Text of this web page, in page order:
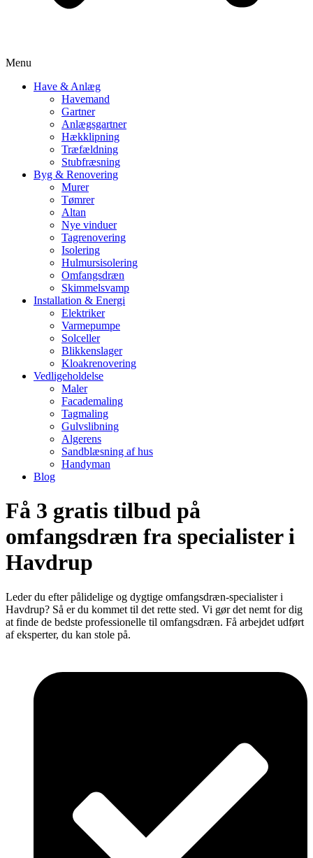
Menu
Have & Anlæg
Havemand
Gartner
Anlægsgartner
Hækklipning
Træfældning
Stubfræsning
Byg & Renovering
Murer
Tømrer
Altan
Nye vinduer
Tagrenovering
Isolering
Hulmursisolering
Omfangsdræn
Skimmelsvamp
Installation & Energi
Elektriker
Varmepumpe
Solceller
Blikkenslager
Kloakrenovering
Vedligeholdelse
Maler
Facademaling
Tagmaling
Gulvslibning
Algerens
Sandblæsning af hus
Handyman
Blog
Få 3 gratis tilbud på
omfangsdræn fra specialister i
Havdrup
Leder du efter pålidelige og dygtige omfangsdræn-specialister i
Havdrup? Så er du kommet til det rette sted. Vi gør det nemt for dig
at finde de bedste professionelle til omfangsdræn. Få arbejdet udført
af eksperter, du kan stole på.